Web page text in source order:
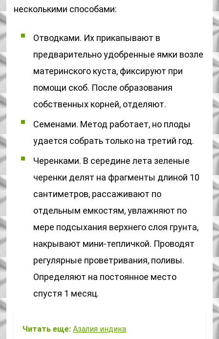
несколькими способами:
Отводками. Их прикапывают в
предварительно удобренные ямки возле
материнского куста, фиксируют при
помощи скоб. После образования
собственных корней, отделяют.
Семенами. Метод работает, но плоды
удается собрать только на третий год.
Черенками. В середине лета зеленые
черенки делят на фрагменты длиной 10
сантиметров, рассаживают по
отдельным емкостям, увлажняют по
мере подсыхания верхнего слоя грунта,
накрывают мини-тепличкой. Проводят
регулярные проветривания, поливы.
Определяют на постоянное место
спустя 1 месяц.
Читать еще: Азалия индика